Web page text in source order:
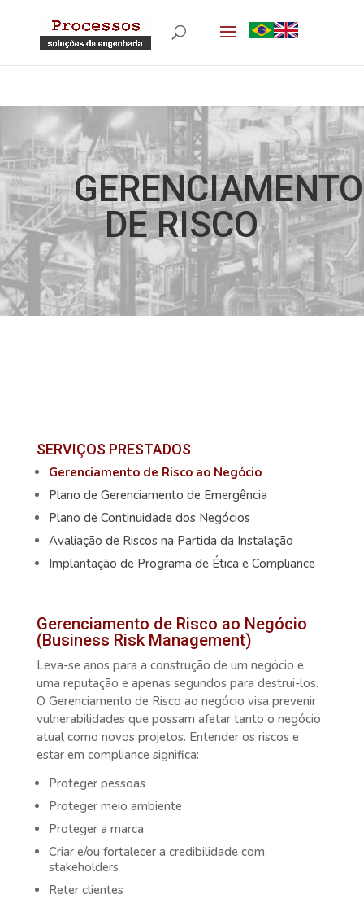
GERENCIAMENTO
DE RISCO
SERVIÇOS PRESTADOS
Gerenciamento de Risco ao Negócio
Plano de Gerenciamento de Emergência
Plano de Continuidade dos Negócios
Avaliação de Riscos na Partida da Instalação
Implantação de Programa de Ética e Compliance
Gerenciamento de Risco ao Negócio
(Business Risk Management)
Leva-se anos para a construção de um negócio e
uma reputação e apenas segundos para destrui-los.
O Gerenciamento de Risco ao negócio visa prevenir
vulnerabilidades que possam afetar tanto o negócio
atual como novos projetos. Entender os riscos e
estar em compliance significa:
Proteger pessoas
Proteger meio ambiente
Proteger a marca
Criar e/ou fortalecer a credibilidade com
stakeholders
Reter clientes